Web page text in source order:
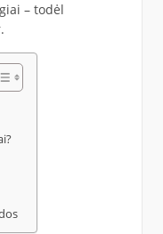
– todėl